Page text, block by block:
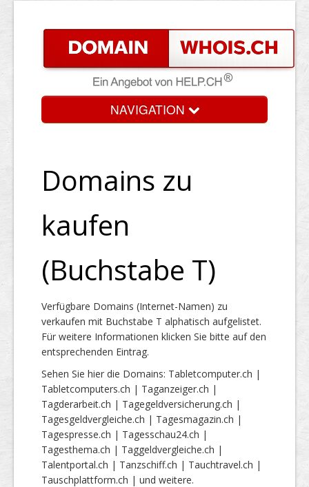
NAVIGATION
Domains zu
kaufen
(Buchstabe T)
Verfügbare Domains (Internet-Namen) zu
verkaufen mit Buchstabe T alphatisch aufgelistet.
Für weitere Informationen klicken Sie bitte auf den
entsprechenden Eintrag.
Sehen Sie hier die Domains: Tabletcomputer.ch |
Tabletcomputers.ch | Taganzeiger.ch |
Tagderarbeit.ch | Tagegeldversicherung.ch |
Tagesgeldvergleiche.ch | Tagesmagazin.ch |
Tagespresse.ch | Tagesschau24.ch |
Tagesthema.ch | Taggeldvergleiche.ch |
Talentportal.ch | Tanzschiff.ch | Tauchtravel.ch |
Tauschplattform.ch | und weitere.